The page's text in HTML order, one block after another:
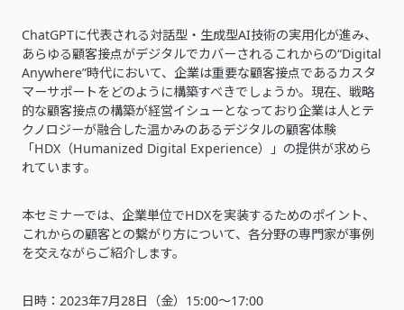
ChatGPTに代表される対話型・生成型AI技術の実用化が進み、
あらゆる顧客接点がデジタルでカバーされるこれからの“Digital
Anywhere”時代において、企業は重要な顧客接点であるカスタ
マーサポートをどのように構築すべきでしょうか。現在、戦略
的な顧客接点の構築が経営イシューとなっており企業は人とテ
クノロジーが融合した温かみのあるデジタルの顧客体験
「HDX（Humanized Digital Experience）」の提供が求めら
れています。
本セミナーでは、企業単位でHDXを実装するためのポイント、
これからの顧客との繋がり方について、各分野の専門家が事例
を交えながらご紹介します。
日時：2023年7月28日（金）15:00～17:00